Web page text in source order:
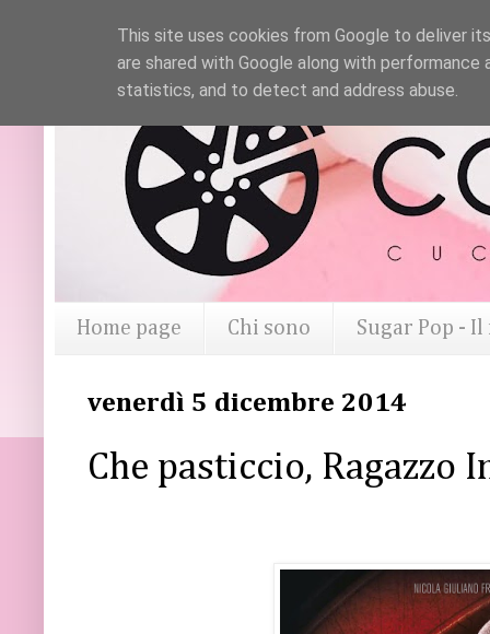
Home page Chi sono Sugar Pop -
venerdì 5 dicembre 2014
Che pasticcio, Ragazzo
This site uses cookies from Google to deliver
are shared with Google along with
statistics, and to detect and address abuse.